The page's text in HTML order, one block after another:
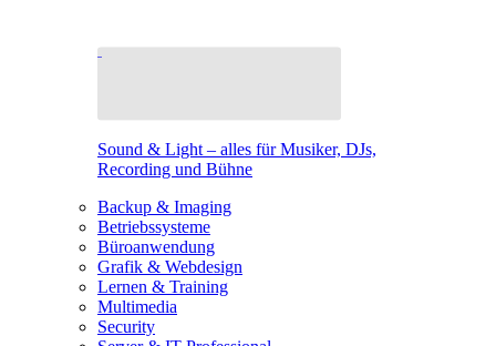
Sound & Light – alles für Musiker, DJs,
Recording und Bühne
Backup & Imaging
Betriebssysteme
Büroanwendung
Grafik & Webdesign
Lernen & Training
Multimedia
Security